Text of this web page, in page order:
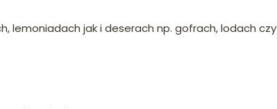
lemoniadach jak i deserach np. gofrach, lodach czy